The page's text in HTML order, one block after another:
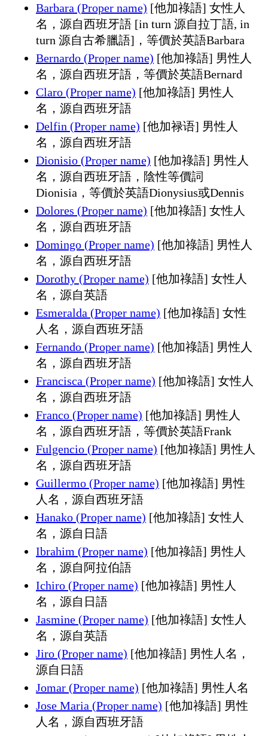
Barbara (Proper name) [他加祿語] 女性人
名，源自西班牙語 [in turn 源自拉丁語, in
turn 源自古希臘語]，等價於英語Barbara
Bernardo (Proper name) [他加祿語] 男性人
名，源自西班牙語，等價於英語Bernard
Claro (Proper name) [他加祿語] 男性人
名，源自西班牙語
Delfin (Proper name) [他加禄语] 男性人
名，源自西班牙語
Dionisio (Proper name) [他加祿語] 男性人
名，源自西班牙語，陰性等價詞
Dionisia，等價於英語Dionysius或Dennis
Dolores (Proper name) [他加祿語] 女性人
名，源自西班牙語
Domingo (Proper name) [他加祿語] 男性人
名，源自西班牙語
Dorothy (Proper name) [他加祿語] 女性人
名，源自英語
Esmeralda (Proper name) [他加祿語] 女性
人名，源自西班牙語
Fernando (Proper name) [他加祿語] 男性人
名，源自西班牙語
Francisca (Proper name) [他加祿語] 女性人
名，源自西班牙語
Franco (Proper name) [他加祿語] 男性人
名，源自西班牙語，等價於英語Frank
Fulgencio (Proper name) [他加祿語] 男性人
名，源自西班牙語
Guillermo (Proper name) [他加祿語] 男性
人名，源自西班牙語
Hanako (Proper name) [他加祿語] 女性人
名，源自日語
Ibrahim (Proper name) [他加祿語] 男性人
名，源自阿拉伯語
Ichiro (Proper name) [他加祿語] 男性人
名，源自日語
Jasmine (Proper name) [他加祿語] 女性人
名，源自英語
Jiro (Proper name) [他加祿語] 男性人名，
源自日語
Jomar (Proper name) [他加祿語] 男性人名
Jose Maria (Proper name) [他加祿語] 男性
人名，源自西班牙語